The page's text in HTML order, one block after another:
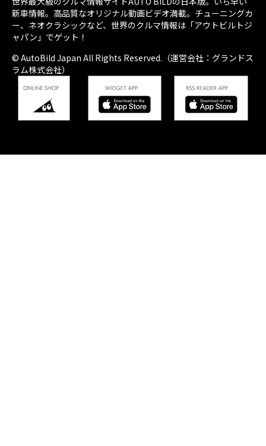
新車情報。高品質なオリジナル動画ビデオ満載。チューニングカ
ー、ネオクラシックなど、世界のクルマ情報は「アウトビルトジ
ャパン」でゲット！
© AutoBild Japan All Rights Reserved.（運営会社：グランドス
ラム株式会社）